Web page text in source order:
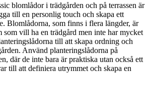
blomlådor i trädgården och på terrassen är
till en personlig touch och skapa ett
Blomlådorna, som finns i flera längder, är
som vill ha en trädgård men inte har mycket
till att skapa ordning och
Använd planteringslådorna på
där de inte bara är praktiska utan också ett
till att definiera utrymmet och skapa en